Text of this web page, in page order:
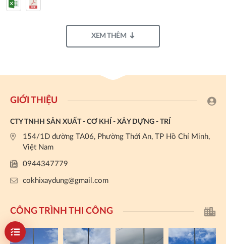
XEM THÊM
GIỚI THIỆU
CTY TNHH SẢN XUẤT - CƠ KHÍ - XÂY DỰNG - TRÍ
154/1D đường TA06, Phường Thới An, TP Hồ Chí Minh,
Việt Nam
0944347779
cokhixaydung@gmail.com
CÔNG TRÌNH THI CÔNG